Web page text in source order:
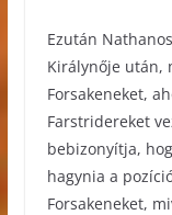
Ezután
Királynője után,
Forsakeneket,
Farstridereket
bebizonyítja,
hagynia a
Forsakeneket,